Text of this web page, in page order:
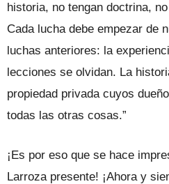
historia, no tengan doctrina,
Cada lucha debe empezar de
luchas anteriores: la
lecciones se olvidan. La
propiedad privada cuyos
todas las otras cosas.”
¡Es por eso que se hace
Larroza presente! ¡Ahora y